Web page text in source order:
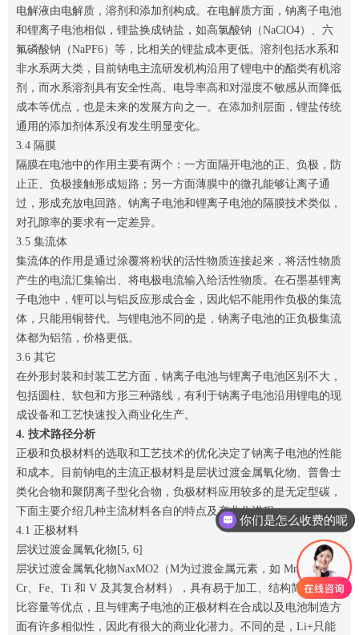
电解液由电解质，溶剂和添加剂构成。在电解质方面，钠离子电池
和锂离子电池相似，锂盐换成钠盐，如高氯酸钠（NaClO4）、六
氟磷酸钠（NaPF6）等，比相关的锂盐成本更低。溶剂包括水系和
非水系两大类，目前钠电主流研发机构沿用了锂电中的酯类有机溶
剂，而水系溶剂具有安全性高、电导率高和对湿度不敏感从而降低
成本等优点，也是未来的发展方向之一。在添加剂层面，锂盐传统
通用的添加剂体系没有发生明显变化。
3.4 隔膜
隔膜在电池中的作用主要有两个：一方面隔开电池的正、负极，防
止正、负极接触形成短路；另一方面薄膜中的微孔能够让离子通
过，形成充放电回路。钠离子电池和锂离子电池的隔膜技术类似，
对孔隙率的要求有一定差异。
3.5 集流体
集流体的作用是通过涂覆将粉状的活性物质连接起来，将活性物质
产生的电流汇集输出、将电极电流输入给活性物质。在石墨基锂离
子电池中，锂可以与铝反应形成合金，因此铝不能用作负极的集流
体，只能用铜替代。与锂电池不同的是，钠离子电池的正负极集流
体都为铝箔，价格更低。
3.6 其它
在外形封装和封装工艺方面，钠离子电池与锂离子电池区别不大，
包括圆柱、软包和方形三种路线，有利于钠离子电池沿用锂电的现
成设备和工艺快速投入商业化生产。
4. 技术路径分析
正极和负极材料的选取和工艺技术的优化决定了钠离子电池的性能
和成本。目前钠电的主流正极材料是层状过渡金属氧化物、普鲁士
类化合物和聚阴离子型化合物，负极材料应用较多的是无定型碳，
下面主要介绍几种主流材料各自的特点及产业化进程。
4.1 正极材料
层状过渡金属氧化物[5, 6]
层状过渡金属氧化物NaxMO2（M为过渡金属元素，如 Mn、Ni、
Cr、Fe、Ti 和 V 及其复合材料），具有易于加工、结构简单和高
比容量等优点，且与锂离子电池的正极材料在合成以及电池制造方
面有许多相似性，因此有很大的商业化潜力。不同的是，Li+只能
你们是怎么收费的呢
现在有优惠活动吗